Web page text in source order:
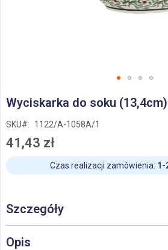
na
galerii
Wyciskarka do soku (13,4cm)
SKU 1122/A-1058A/1
41,43 zł
Czas realizacji zamówienia: 1-
Szczegóły
Opis